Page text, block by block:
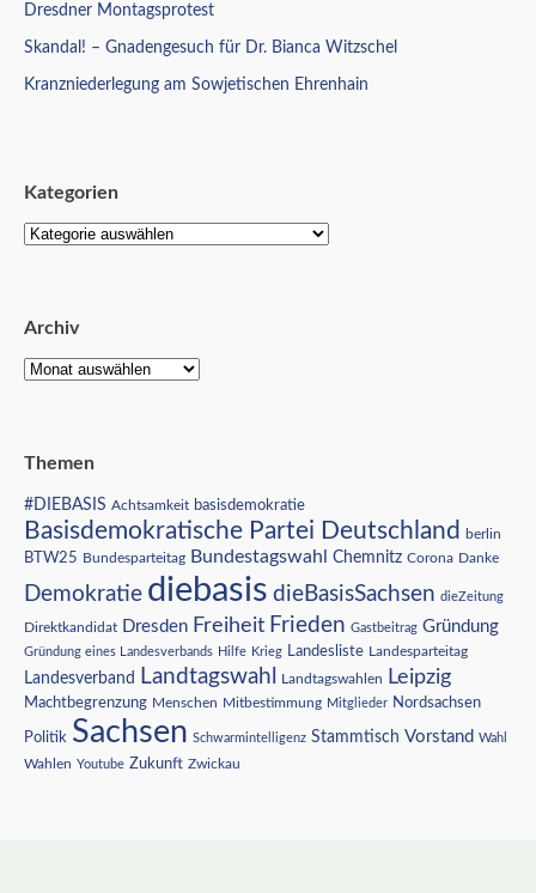
Dresdner Montagsprotest
Skandal! – Gnadengesuch für Dr. Bianca Witzschel
Kranzniederlegung am Sowjetischen Ehrenhain
Kategorien
Archiv
Themen
#DIEBASIS Achtsamkeit basisdemokratie
Basisdemokratische Partei Deutschland berlin
BTW25 Bundesparteitag Bundestagswahl Chemnitz Corona Danke
Demokratie diebasis dieBasisSachsen dieZeitung
Direktkandidat Dresden Freiheit Frieden Gastbeitrag Gründung
Gründung eines Landesverbands Hilfe Krieg Landesliste Landesparteitag
Landesverband Landtagswahl Landtagswahlen Leipzig
Machtbegrenzung Menschen Mitbestimmung Mitglieder Nordsachsen
Politik Sachsen Schwarmintelligenz Stammtisch Vorstand Wahl
Wahlen Youtube Zukunft Zwickau